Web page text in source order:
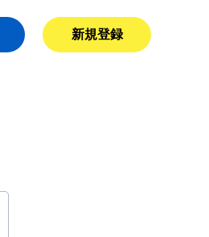
新規登録